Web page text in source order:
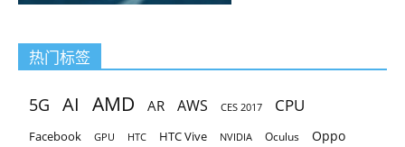
热门标签
5G AI AMD AR AWS CES 2017 CPU
Facebook GPU HTC HTC Vive NVIDIA Oculus Oppo